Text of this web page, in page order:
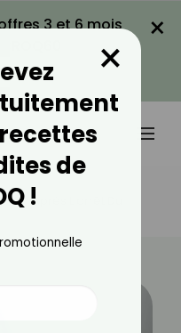
3 et 6 mois
×
Après L’arrêt Du
de
!
×